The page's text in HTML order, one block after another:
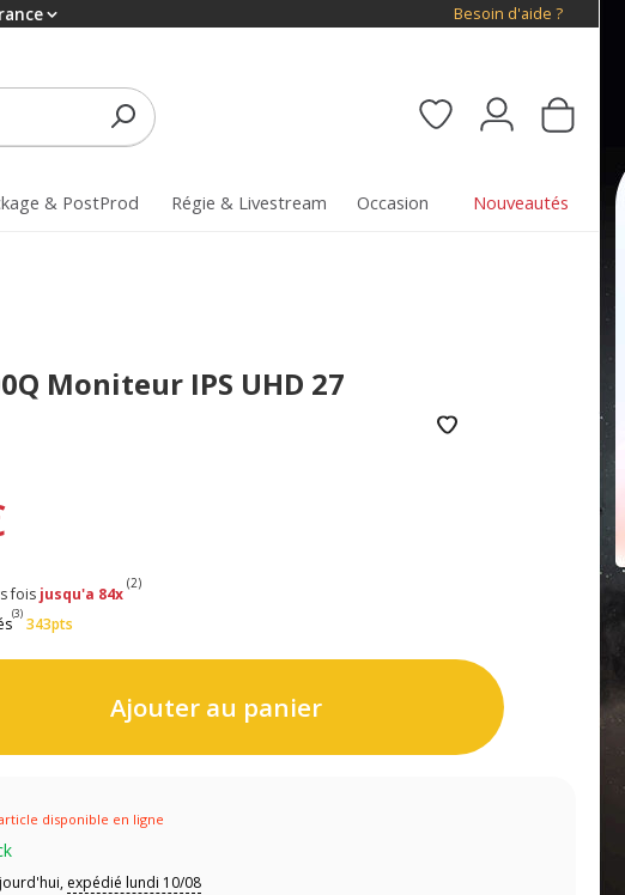
Besoin d'aide ?
& PostProd Régie & Livestream Occasion Nouveautés
Moniteur IPS UHD 27
fois jusqu'a 84x
(2)
(3)
343pts
Ajouter au panier
disponible en ligne
expédié lundi 10/08